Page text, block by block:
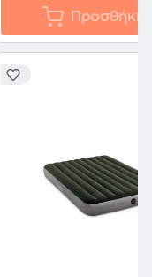
Προσθήκη